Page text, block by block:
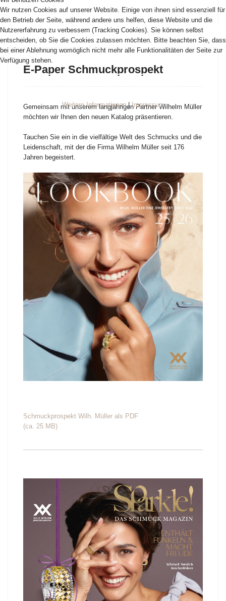
E-Paper Schmuckprospekt
Gemeinsam mit unserem langjährigen Partner Wilhelm Müller
möchten wir Ihnen den neuen Katalog präsentieren.
Tauchen Sie ein in die vielfältige Welt des Schmucks und die
Leidenschaft, mit der die Firma Wilhelm Müller seit 176
Jahren begeistert.
Schmuckprospekt Wilh. Müller als PDF
(ca. 25 MB)
Wir nutzen Cookies auf unserer Website. Einige von ihnen sind essenziell für
den Betrieb der Seite, während andere uns helfen, diese Website und die
Nutzererfahrung zu verbessern (Tracking Cookies). Sie können selbst
entscheiden, ob Sie die Cookies zulassen möchten. Bitte beachten Sie, dass
bei einer Ablehnung womöglich nicht mehr alle Funktionalitäten der Seite zur
Verfügung stehen.
Weitere Informationen|Impressum